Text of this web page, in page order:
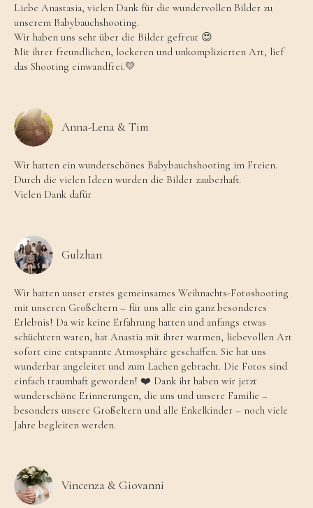
Liebe Anastasia, vielen Dank für die wundervollen Bilder zu
unserem Babybauchshooting.
Wir haben uns sehr über die Bilder gefreut 😍
Mit ihrer freundlichen, lockeren und unkomplizierten Art, lief
das Shooting einwandfrei.💛
Anna-Lena & Tim
Wir hatten ein wunderschönes Babybauchshooting im Freien.
Durch die vielen Ideen wurden die Bilder zauberhaft.
Vielen Dank dafür
Gulzhan
Wir hatten unser erstes gemeinsames Weihnachts-Fotoshooting
mit unseren Großeltern – für uns alle ein ganz besonderes
Erlebnis! Da wir keine Erfahrung hatten und anfangs etwas
schüchtern waren, hat Anastia mit ihrer warmen, liebevollen Art
sofort eine entspannte Atmosphäre geschaffen. Sie hat uns
wunderbar angeleitet und zum Lachen gebracht. Die Fotos sind
einfach traumhaft geworden! ❤️ Dank ihr haben wir jetzt
wunderschöne Erinnerungen, die uns und unsere Familie –
besonders unsere Großeltern und alle Enkelkinder – noch viele
Jahre begleiten werden.
Vincenza & Giovanni